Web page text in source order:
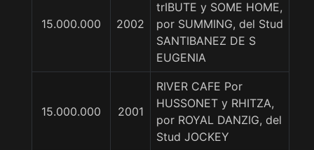
15.000.000 2002
trIBUTE y SOME HOME,
por SUMMING, del Stud
SANTIBANEZ DE S
EUGENIA
15.000.000 2001
RIVER CAFE Por
HUSSONET y RHITZA,
por ROYAL DANZIG, del
Stud JOCKEY